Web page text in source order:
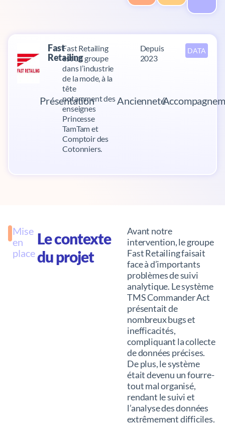
Fast
Retailing
Présentation
Fast Retailing
est un groupe
dans l’industrie
de la mode, à la
tête
notamment des
enseignes
Princesse
TamTam et
Comptoir des
Cotonniers.
Ancienneté
Depuis
2023
DATA
Mise
en
place
Le contexte
du projet
Avant notre
intervention, le groupe
Fast Retailing faisait
face à d’importants
problèmes de suivi
analytique. Le système
TMS Commander Act
présentait de
nombreux bugs et
inefficacités,
compliquant la collecte
de données précises.
De plus, le système
était devenu un fourre-
tout mal organisé,
rendant le suivi et
l’analyse des données
extrêmement difficiles.